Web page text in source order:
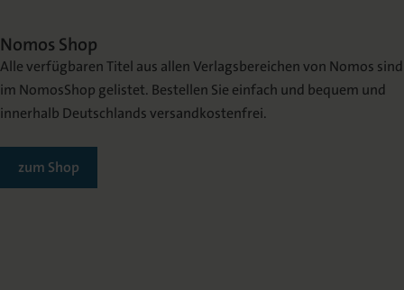
Nomos Shop
Alle verfügbaren Titel aus allen Verlagsbereichen von Nomos sind
im NomosShop gelistet. Bestellen Sie einfach und bequem und
innerhalb Deutschlands versandkostenfrei.
zum Shop